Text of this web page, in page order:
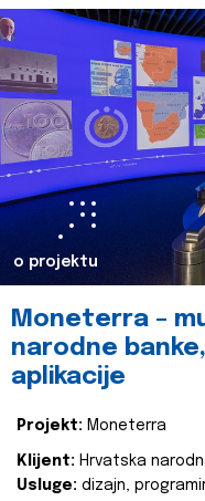
o projektu
Moneterra –
narodne
aplikacije
Projekt: Moneterra
Klijent: Hrvatska
Usluge: dizajn,